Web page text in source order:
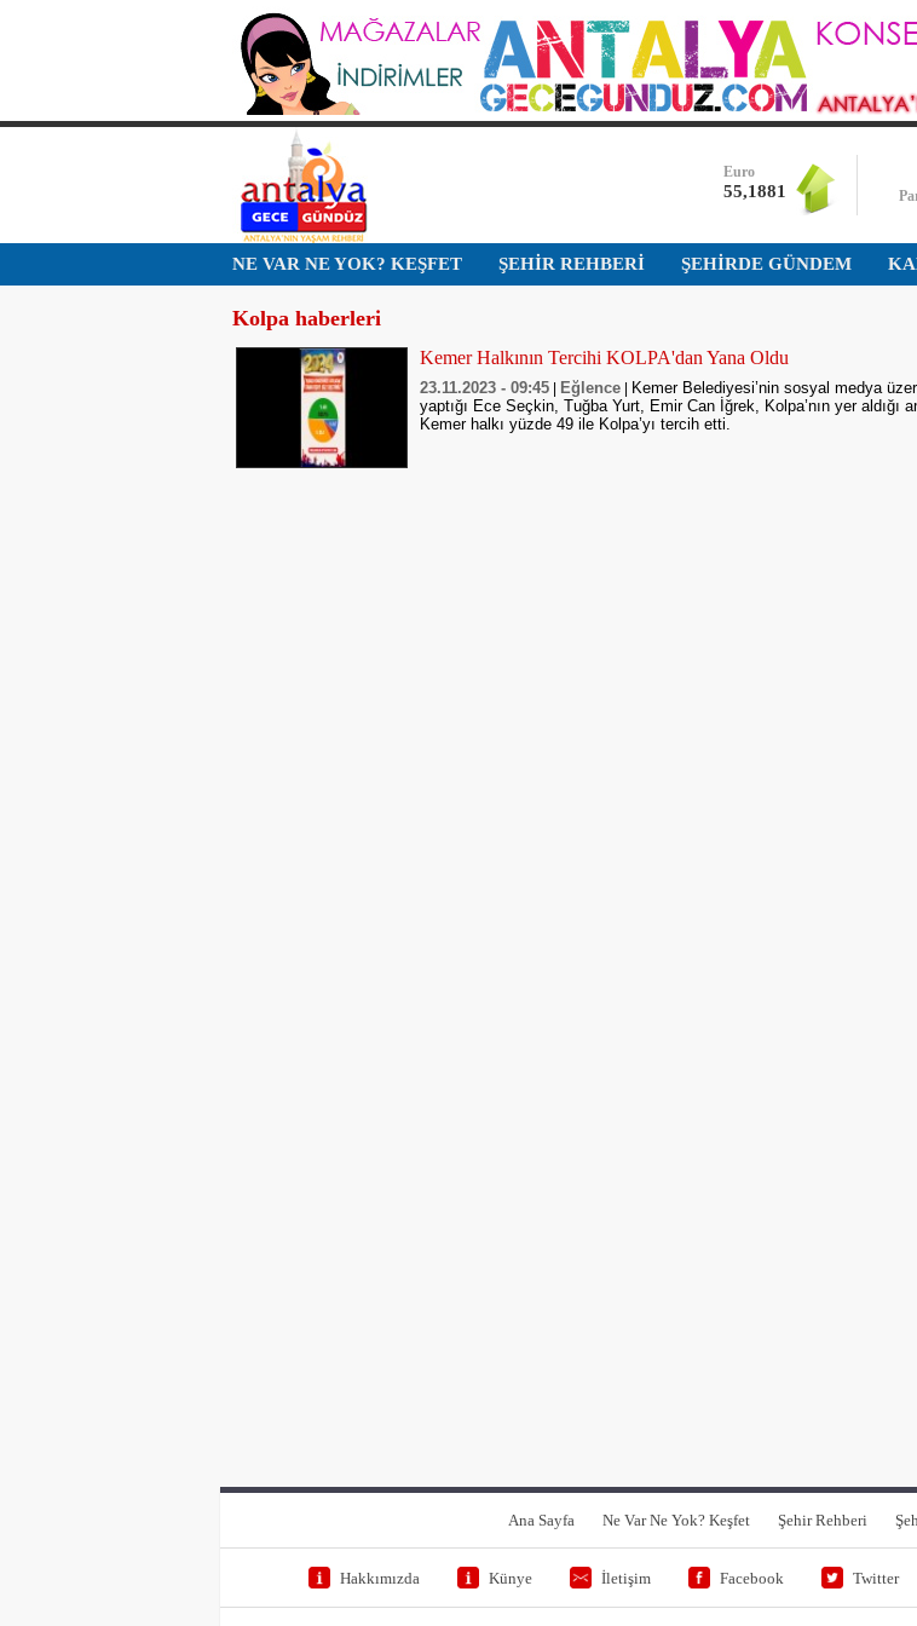
Bist-100
13.779,390
Dolar
47,7111
Euro
55,1881
Altın
6.660,545
Dolar
47,7111
NE VAR NE YOK? KEŞFET ŞEHİR REHBERİ ŞEHİRDE GÜNDEM
Kolpa haberleri
Kemer Halkının Tercihi KOLPA'dan Yana Oldu
23.11.2023 - 09:45 Eğlence
Kemer Belediyesi’nin sosyal medya
yaptığı Ece Seçkin, Tuğba Yurt, Emir Can İğrek, Kolpa’nın yer aldığı
Kemer halkı yüzde 49 ile Kolpa’yı tercih etti.
Ana Sayfa Ne Var Ne Yok? Keşfet Şehir Rehberi
Hakkımızda Künye İletişim Facebook Twitter